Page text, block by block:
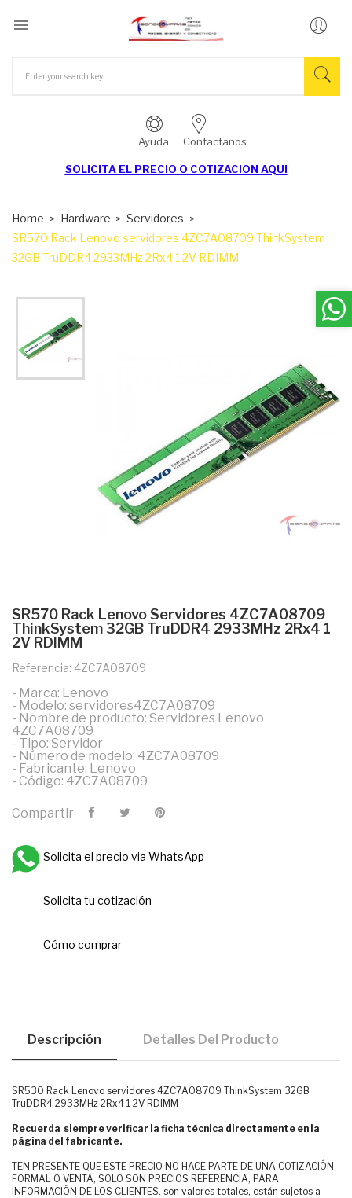

Ayuda Contactanos
SOLICITA EL PRECIO O COTIZACION AQUI
Home Hardware
Servidores
SR570 Rack Lenovo servidores 4ZC7A08709 ThinkSystem
32GB TruDDR4 2933MHz 2Rx4 1 2V RDIMM
SR570 Rack Lenovo Servidores 4ZC7A08709
ThinkSystem 32GB TruDDR4 2933MHz 2Rx4 1
2V RDIMM
Referencia: 4ZC7A08709
- Marca: Lenovo
- Modelo: servidores4ZC7A08709
- Nombre de producto: Servidores Lenovo
4ZC7A08709
- Tipo: Servidor
- Número de modelo: 4ZC7A08709
- Fabricante: Lenovo
- Código: 4ZC7A08709
Compartir
Solicita el precio via WhatsApp
Solicita tu cotización
Cómo comprar
Descripción Detalles Del Producto
SR530 Rack Lenovo servidores 4ZC7A08709 ThinkSystem 32GB
TruDDR4 2933MHz 2Rx4 1 2V RDIMM
Recuerda siempre verificar la ficha técnica directamente en la
página del fabricante.
TEN PRESENTE QUE ESTE PRECIO NO HACE PARTE DE UNA COTIZACIÓN
FORMAL O VENTA, SOLO SON PRECIOS REFERENCIA, PARA
INFORMACIÓN DE LOS CLIENTES. son valores totales, están sujetos a